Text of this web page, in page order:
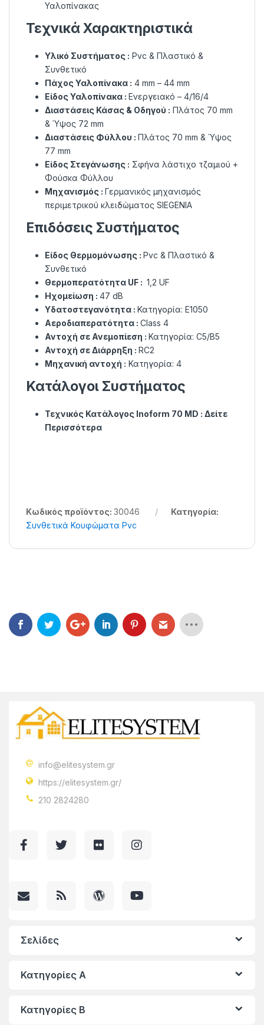
Υαλοπίνακας
Τεχνικά Χαρακτηριστικά
Υλικό Συστήματος : Pvc & Πλαστικό &
Συνθετικό
Πάχος Υαλοπίνακα : 4 mm – 44 mm
Είδος Υαλοπίνακα : Ενεργειακό – 4/16/4
Διαστάσεις Κάσας & Οδηγού : Πλάτος 70 mm
& Ύψος 72 mm
Διαστάσεις Φύλλου : Πλάτος 70 mm & Ύψος
77 mm
Είδος Στεγάνωσης : Σφήνα λάστιχο τζαμιού +
Φούσκα Φύλλου
Μηχανισμός : Γερμανικός μηχανισμός
περιμετρικού κλειδώματος SIEGENIA
Επιδόσεις Συστήματος
Είδος Θερμομόνωσης : Pvc & Πλαστικό &
Συνθετικό
Θερμοπερατότητα UF : 1,2 UF
Ηχομείωση : 47 dB
Υδατοστεγανότητα : Κατηγορία: E1050
Αεροδιαπερατότητα : Class 4
Αντοχή σε Ανεμοπίεση : Κατηγορία: C5/B5
Αντοχή σε Διάρρηξη : RC2
Μηχανική αντοχή : Κατηγορία: 4
Κατάλογοι Συστήματος
Τεχνικός Κατάλογος Inoform 70 MD : Δείτε
Περισσότερα
Κωδικός προϊόντος: 30046
Κατηγορία:
Συνθετικά Κουφώματα Pvc
info@elitesystem.gr
https://elitesystem.gr/
210 2824280
Σελίδες
Κατηγορίες A
Κατηγορίες Β